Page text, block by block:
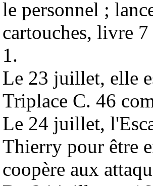
le personnel ;
cartouches, livre
1.
Le 23 juillet, elle
Triplace C. 46
Le 24 juillet,
Thierry pour être
coopère aux